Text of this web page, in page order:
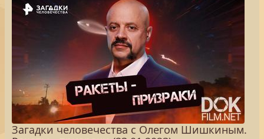
Загадки человечества с Олегом Шишкиным.